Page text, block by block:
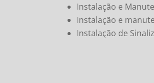
Instalação e
Instalação e
Instalação de